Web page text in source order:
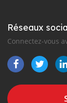
Réseaux
Connectez-vous